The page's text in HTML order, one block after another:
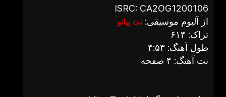
ISRC: CA2OG1200106
از آلبوم موسیقی: نت پیانو
تراک: ۶۱۴
طول آهنگ: ۴:۵۳
نت آهنگ: ۴ صفحه